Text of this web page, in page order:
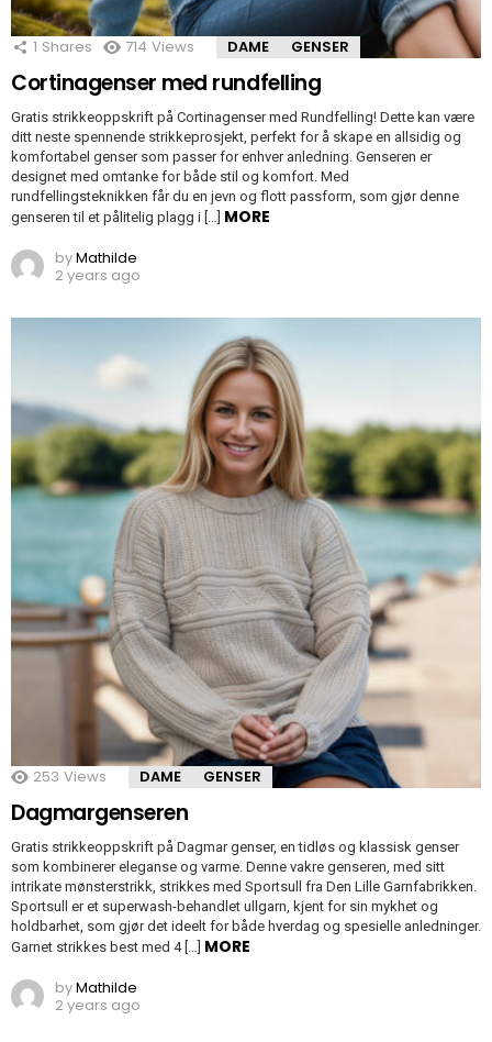
1 Shares 714 Views DAME GENSER
Cortinagenser med rundfelling
Gratis strikkeoppskrift på Cortinagenser med Rundfelling! Dette kan være
ditt neste spennende strikkeprosjekt, perfekt for å skape en allsidig og
komfortabel genser som passer for enhver anledning. Genseren er
designet med omtanke for både stil og komfort. Med
rundfellingsteknikken får du en jevn og flott passform, som gjør denne
genseren til et pålitelig plagg i […] MORE
byMathilde
2 years ago
253 Views DAME GENSER
Dagmargenseren
Gratis strikkeoppskrift på Dagmar genser, en tidløs og klassisk genser
som kombinerer eleganse og varme. Denne vakre genseren, med sitt
intrikate mønsterstrikk, strikkes med Sportsull fra Den Lille Garnfabrikken.
Sportsull er et superwash-behandlet ullgarn, kjent for sin mykhet og
holdbarhet, som gjør det ideelt for både hverdag og spesielle anledninger.
Garnet strikkes best med 4 […] MORE
byMathilde
2 years ago